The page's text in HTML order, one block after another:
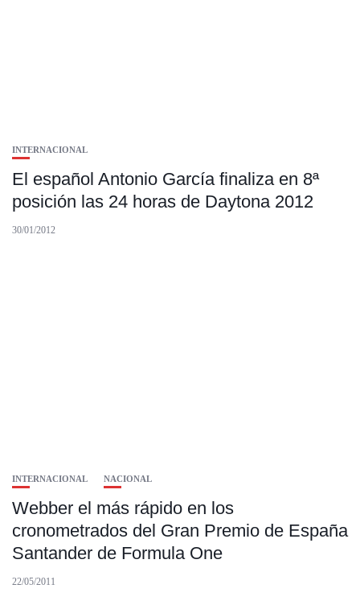
INTERNACIONAL
El español Antonio García finaliza en 8ª
posición las 24 horas de Daytona 2012
30/01/2012
INTERNACIONAL NACIONAL
Webber el más rápido en los
cronometrados del Gran Premio de España
Santander de Formula One
22/05/2011